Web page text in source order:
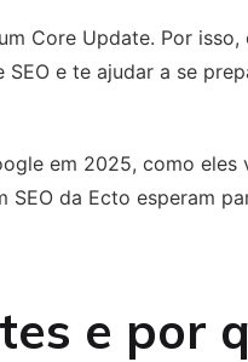
Core Update. Por isso,
e te ajudar a se
em 2025, como eles
da Ecto esperam
e por